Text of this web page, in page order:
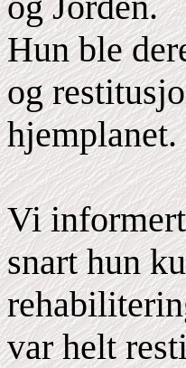
Hun ble
og
hjemplanet.
Vi
snart hun
var helt